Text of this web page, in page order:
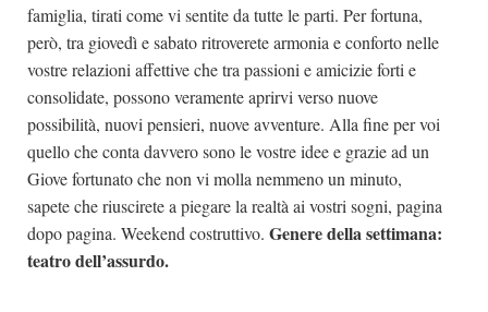
famiglia, tirati come vi sentite da tutte le parti. Per fortuna,
però, tra giovedì e sabato ritroverete armonia e conforto nelle
vostre relazioni affettive che tra passioni e amicizie forti e
consolidate, possono veramente aprirvi verso nuove
possibilità, nuovi pensieri, nuove avventure. Alla fine per voi
quello che conta davvero sono le vostre idee e grazie ad un
Giove fortunato che non vi molla nemmeno un minuto,
sapete che riuscirete a piegare la realtà ai vostri sogni, pagina
dopo pagina. Weekend costruttivo. Genere della settimana:
teatro dell’assurdo.